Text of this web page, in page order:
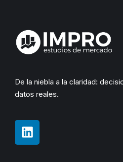
De la niebla a la claridad:
datos reales.